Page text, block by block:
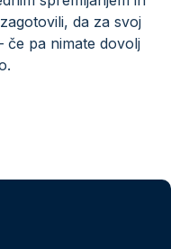
da za svoj
če pa nimate dovolj